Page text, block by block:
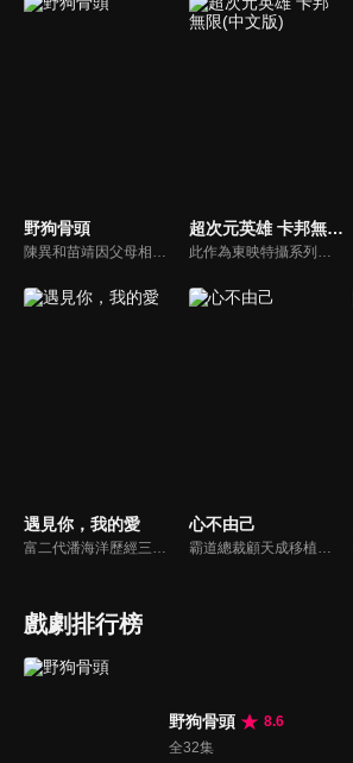
野狗骨頭
陳異和苗靖因父母相識而結緣，起初陳異對苗靖有著很深的敵意，直到一次受傷，苗靖的善良讓兩人關係開始轉變。然而好景不常，隨著陳父去世、苗母消失，兩個孩子卻不得不相依為命，異樣的情愫也隨著時間滋長。當苗靖終於認清感情，準備向陳異告白，陳異卻突然捲入一起縱火案，一切都突然變了調...
超次元英雄 卡邦無限(中文版)
此作為東映特攝系列《超次元英雄譚（PROJECT R.E.D.）》的首部作品，故事概念則源於1982年的特攝作品《宇宙刑事卡邦》。銀河聯邦員警的搜查官弩城憐慈，雖然是宇宙中唯一能自稱“宇宙刑事卡邦”的卡邦·無限，卻被分配到邊緣部門資料課。他真正的目的，其實是跨越次元調查情感能量電池的犯罪。
遇見你，我的愛 心不由己
戲劇排行榜
野狗骨頭
8.6
全32集